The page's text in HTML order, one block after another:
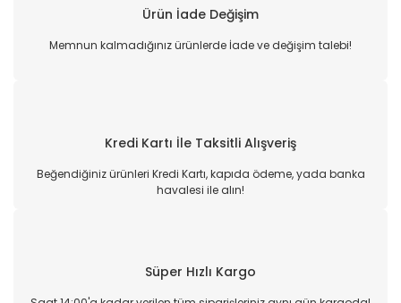
Ürün İade Değişim
Memnun kalmadığınız ürünlerde İade ve değişim talebi!
Kredi Kartı İle Taksitli Alışveriş
Beğendiğiniz ürünleri Kredi Kartı, kapıda ödeme, yada banka
havalesi ile alın!
Süper Hızlı Kargo